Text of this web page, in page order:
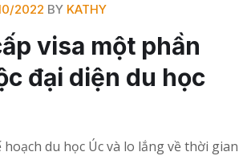
2022 BY KATHY
visa một phần
đại diện du học
du học Úc và lo lắng về thời gian